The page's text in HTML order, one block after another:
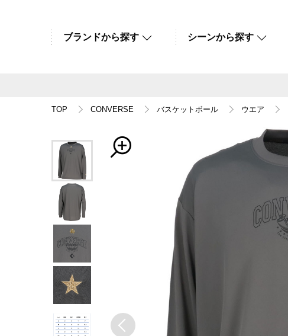
ブランドから探す シーンから探す
TOP CONVERSE バスケットボール ウエア